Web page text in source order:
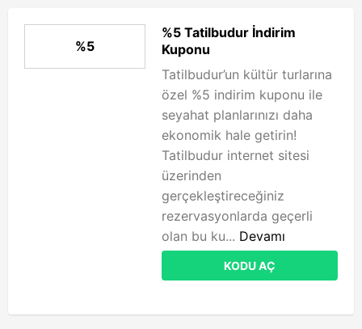
%5
%5 Tatilbudur İndirim
Kuponu
Tatilbudur’un kültür turlarına
özel %5 indirim kuponu ile
seyahat planlarınızı daha
ekonomik hale getirin!
Tatilbudur internet sitesi
üzerinden
gerçekleştireceğiniz
rezervasyonlarda geçerli
olan bu ku... Devamı
KODU AÇ